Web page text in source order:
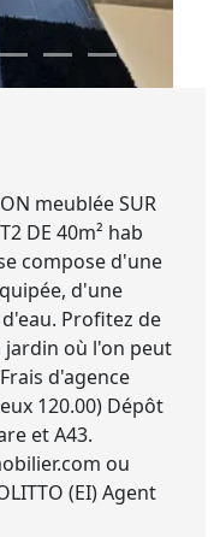
meublée SUR
DE 40m² hab
se compose d'une
d'une
Profitez de
jardin où l'on peut
d'agence
120.00) Dépôt
et A43.
ou
(EI) Agent